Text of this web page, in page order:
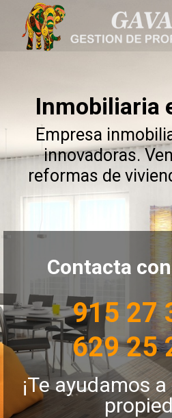
Inmobiliaria
Empresa
innovadoras.
reformas de
Contacta
915 27
629 25
¡Te ayudamos